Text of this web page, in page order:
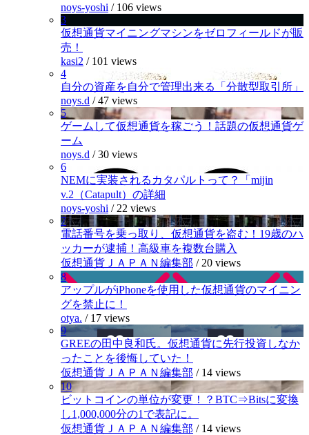
noys-yoshi / 106 views
3
仮想通貨マイニングマシンをゼロフィールドが販
売！
kasi2 / 101 views
4
自分の資産を自分で管理出来る「分散型取引所」
noys.d /47 views
5
ゲームして仮想通貨を稼ごう！話題の仮想通貨ゲ
ーム
noys.d /30 views
6
NEMに実装されるカタパルトって？「mijin
v.2（Catapult）の詳細
noys-yoshi / 22 views
7
電話番号を乗っ取り、仮想通貨を盗む！19歳のハ
ッカーが逮捕！高級車を複数台購入
仮想通貨ＪＡＰＡＮ編集部 / 20 views
8
アップルがiPhoneを使用した仮想通貨のマイニン
グを禁止に！
otya. / 17 views
9
GREEの田中良和氏。仮想通貨に先行投資しなか
ったことを後悔していた！
仮想通貨ＪＡＰＡＮ編集部 / 14 views
10
ビットコインの単位が変更！？BTC⇒Bitsに変換
し1,000,000分の1で表記に。
仮想通貨ＪＡＰＡＮ編集部 / 14 views